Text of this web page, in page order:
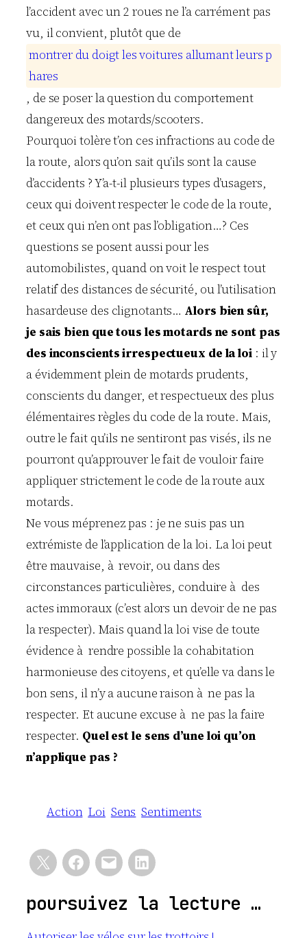
l’accident avec un 2 roues ne l’a carrément pas
vu, il convient, plutôt que de
montrer du doigtlesvoitures allumantleursp
hares
, de se poser la question du comportement
dangereux des motards/scooters.
Pourquoi tolère t’on ces infractions au code de
la route, alors qu’on sait qu’ils sont la cause
d’accidents ? Y’a-t-il plusieurs types d’usagers,
ceux qui doivent respecter le code de la route,
et ceux qui n’en ont pas l’obligation…? Ces
questions se posent aussi pour les
automobilistes, quand on voit le respect tout
relatif des distances de sécurité, ou l’utilisation
hasardeuse des clignotants… Alors bien sûr,
je sais bien que tous les motards ne sont pas
des inconscients irrespectueux de la loi : il y
a évidemment plein de motards prudents,
conscients du danger, et respectueux des plus
élémentaires règles du code de la route. Mais,
outre le fait qu’ils ne sentiront pas visés, ils ne
pourront qu’approuver le fait de vouloir faire
appliquer strictement le code de la route aux
motards.
Ne vous méprenez pas : je ne suis pas un
extrémiste de l’application de la loi. La loi peut
être mauvaise, à revoir, ou dans des
circonstances particulières, conduire à des
actes immoraux (c’est alors un devoir de ne pas
la respecter). Mais quand la loi vise de toute
évidence à rendre possible la cohabitation
harmonieuse des citoyens, et qu’elle va dans le
bon sens, il n’y a aucune raison à ne pas la
respecter. Et aucune excuse à ne pas la faire
respecter. Quel est le sens d’une loi qu’on
n’applique pas ?
Action Loi Sens Sentiments
poursuivez la lecture …